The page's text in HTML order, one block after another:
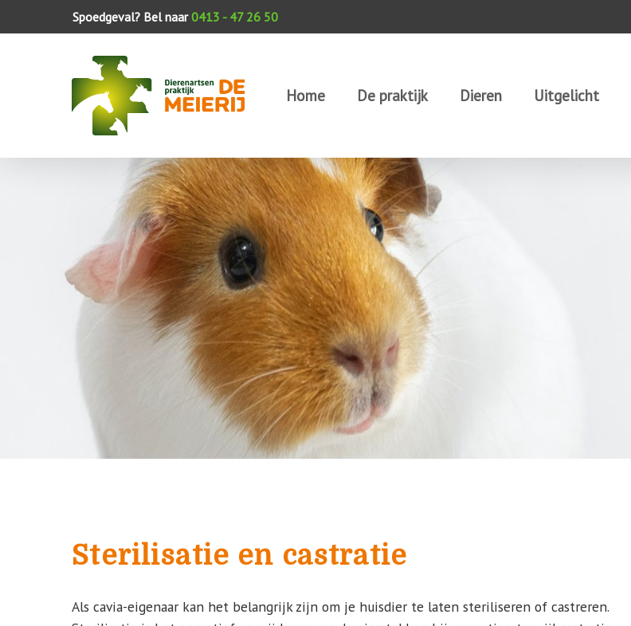
to
Spoedgeval? Bel naar0413 - 47 26 50
Home De praktijk Dieren Uitgelicht
Sterilisatie en castratie
Als cavia-eigenaar kan het belangrijk zijn om je huisdier te laten steriliseren of castreren.